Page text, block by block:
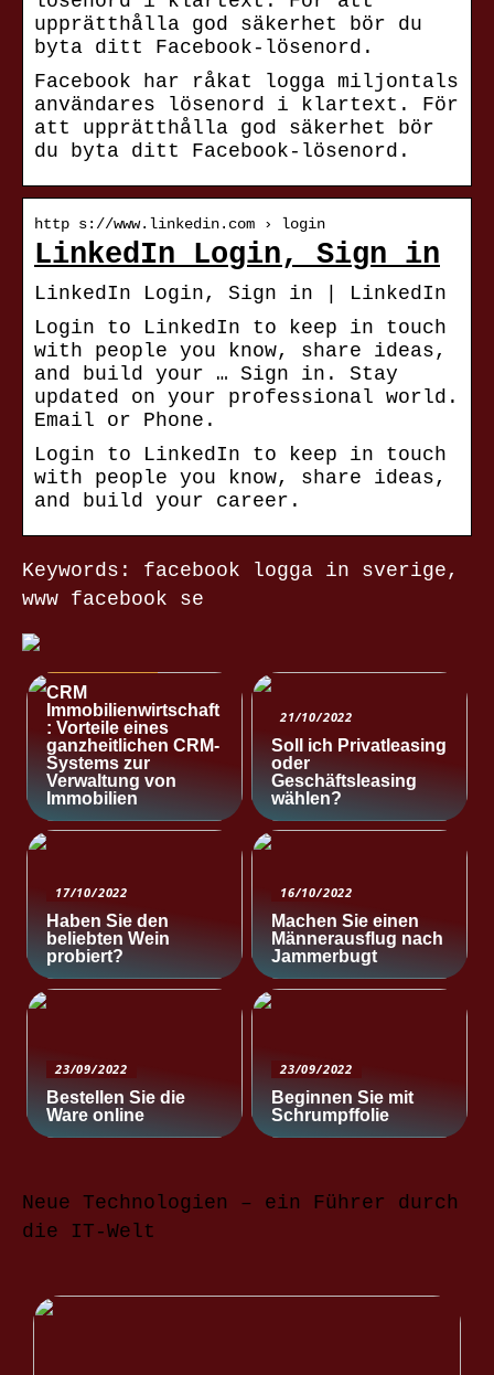
upprätthålla god säkerhet bör du
byta ditt Facebook-lösenord.
Facebook har råkat logga miljontals
användares lösenord i klartext. För
att upprätthålla god säkerhet bör
du byta ditt Facebook-lösenord.
http s://www.linkedin.com › login
LinkedIn Login, Sign in
LinkedIn Login, Sign in | LinkedIn
Login to LinkedIn to keep in touch
with people you know, share ideas,
and build your … Sign in. Stay
updated on your professional world.
Email or Phone.
Login to LinkedIn to keep in touch
with people you know, share ideas,
and build your career.
Keywords: facebook logga in sverige,
www facebook se
CRM
Immobilienwirtschaft
: Vorteile eines
ganzheitlichen CRM-
Systems zur
Verwaltung von
Immobilien
21/10/2022
Soll ich Privatleasing
oder
Geschäftsleasing
wählen?
17/10/2022
Haben Sie den
beliebten Wein
probiert?
16/10/2022
Machen Sie einen
Männerausflug nach
Jammerbugt
23/09/2022
Bestellen Sie die
Ware online
23/09/2022
Beginnen Sie mit
Schrumpffolie
Neue Technologien – ein Führer durch
die IT-Welt